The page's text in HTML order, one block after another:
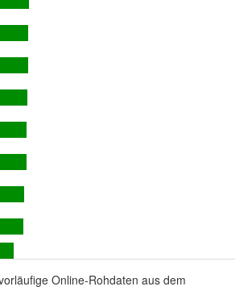
Online-Rohdaten aus dem